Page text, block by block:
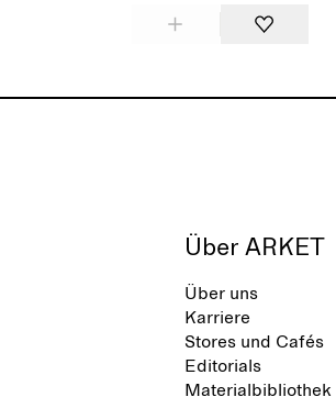
Über ARKET
Über uns
Karriere
Stores und Cafés
Editorials
Materialbibliothek